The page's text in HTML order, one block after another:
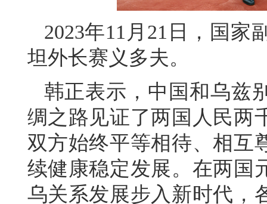
2023年11月21日，国家
坦外长赛义多夫。
韩正表示，中国和乌兹
绸之路见证了两国人民两
双方始终平等相待、相互
续健康稳定发展。在两国
乌关系发展步入新时代，